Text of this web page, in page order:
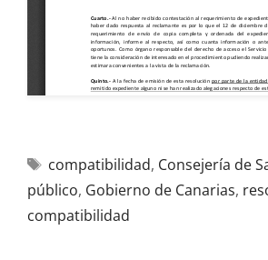
compatibilidad, Consejería de
público, Gobierno de Canarias,
compatibilidad